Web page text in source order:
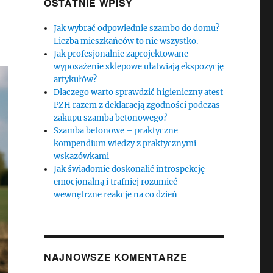
Jak wybrać odpowiednie szambo do domu?
Liczba mieszkańców to nie wszystko.
Jak profesjonalnie zaprojektowane
wyposażenie sklepowe ułatwiają ekspozycję
artykułów?
Dlaczego warto sprawdzić higieniczny atest
PZH razem z deklaracją zgodności podczas
zakupu szamba betonowego?
Szamba betonowe – praktyczne
kompendium wiedzy z praktycznymi
wskazówkami
Jak świadomie doskonalić introspekcję
emocjonalną i trafniej rozumieć
wewnętrzne reakcje na co dzień
NAJNOWSZE KOMENTARZE